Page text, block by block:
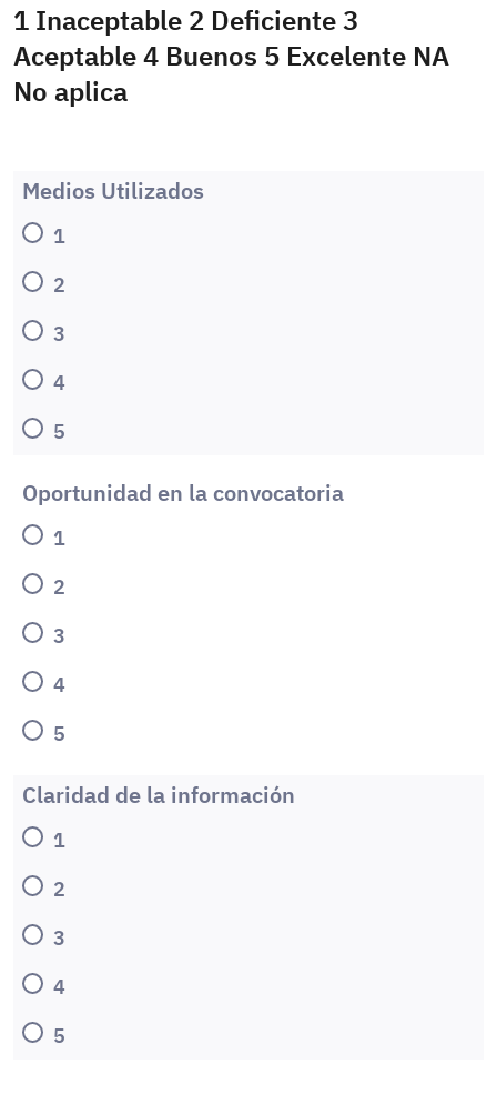
1 Inaceptable 2 Deficiente 3
Aceptable 4 Buenos 5 Excelente NA
No aplica
Medios Utilizados
1
2
3
4
5
Oportunidad en la convocatoria
1
2
3
4
5
Claridad de la información
1
2
3
4
5